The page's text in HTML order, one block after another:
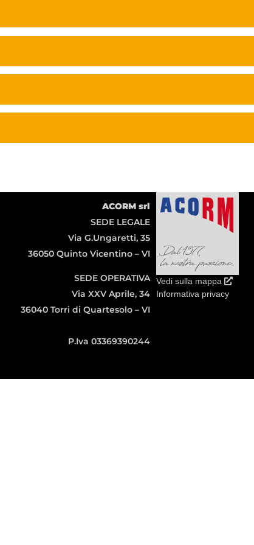
ACORM srl
SEDE LEGALE
Via G.Ungaretti, 35
36050 Quinto Vicentino – VI
SEDE OPERATIVA
Via XXV Aprile, 34
36040 Torri di Quartesolo – VI
P.Iva 03369390244
Vedi sulla mappa
Informativa privacy